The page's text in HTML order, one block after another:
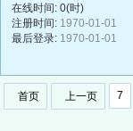
在线时间: 0(时)
注册时间: 1970-01-01
最后登录: 1970-01-01
首页 上一页 7